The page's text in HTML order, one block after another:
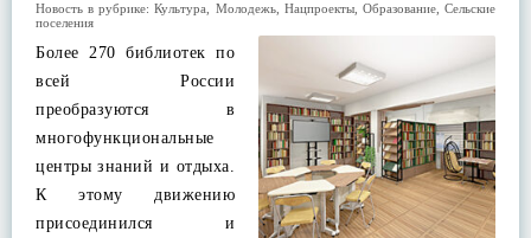
Новость в рубрике:Культура Молодежь, Нацпроекты, Образование,Сельские
поселения
Более 270 библиотек по
всей России
преобразуются в
многофункциональные
центры знаний и отдыха.
К этому движению
присоединился и